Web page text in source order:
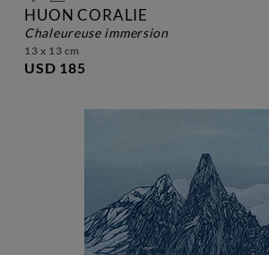
HUON CORALIE
chaleureuse immersion
13 x 13 cm
USD 185